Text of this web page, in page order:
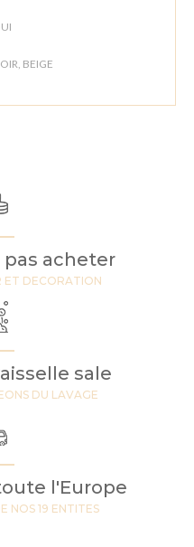
BEIGE
pas acheter
ET DECORATION
sale
DU LAVAGE
l'Europe
NOS 19 ENTITES